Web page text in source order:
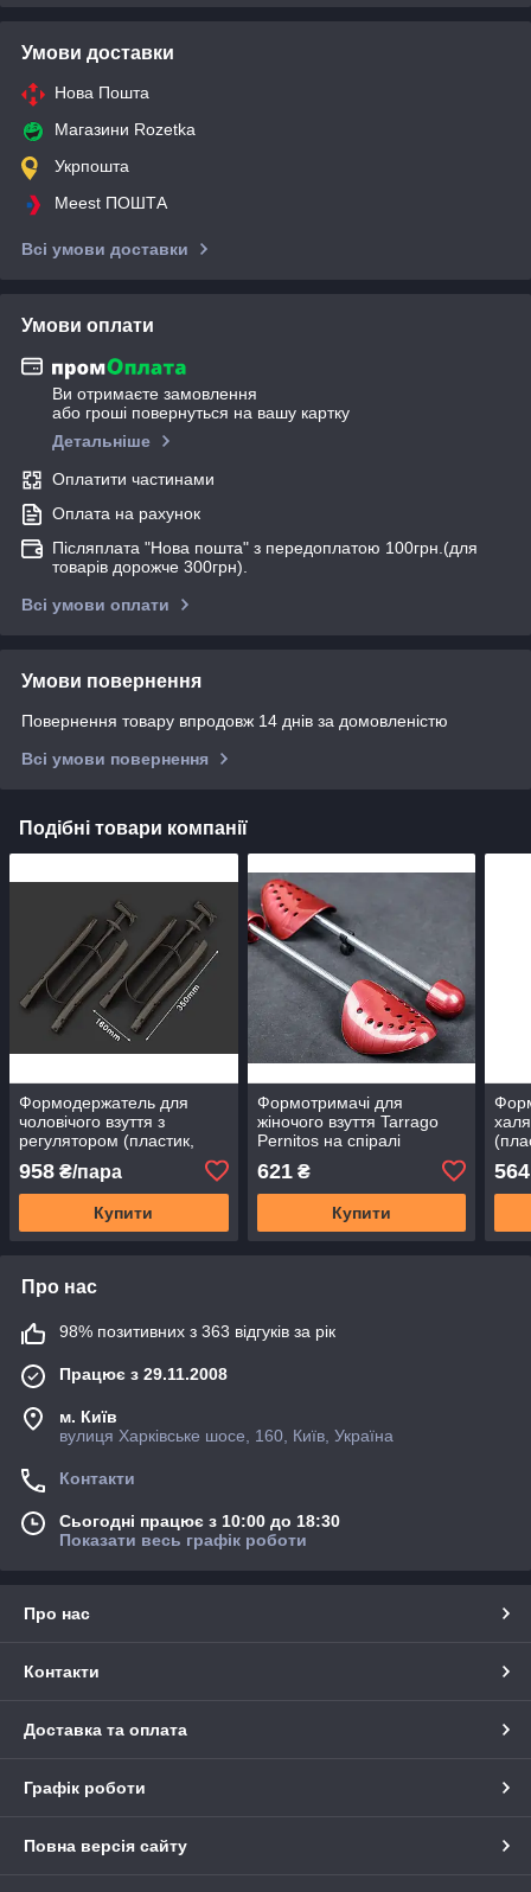
Умови доставки
Нова Пошта
Магазини Rozetka
Укрпошта
Meest ПОШТА
Всі умови доставки
Умови оплати
Ви отримаєте замовлення
або гроші повернуться на вашу картку
Детальніше
Оплатити частинами
Оплата на рахунок
Післяплата "Нова пошта" з передоплатою 100грн.(для
товарів дорожче 300грн).
Всі умови оплати
Умови повернення
Повернення товару впродовж 14 днів за домовленістю
Всі умови повернення
Подібні товари компанії
Формодержатель для
чоловічого взуття з
регулятором (пластик,
958 ₴/пара
Купити
Формотримачі для
жіночого взуття Tarrago
Pernitos на спіралі
621₴
Купити
564
Про нас
98% позитивних з 363 відгуків за рік
Працює з 29.11.2008
м. Київ
вулиця Харківське шосе, 160, Київ, Україна
Контакти
Сьогодні працює з 10:00 до 18:30
Показати весь графік роботи
Про нас
Контакти
Доставка та оплата
Графік роботи
Повна версія сайту